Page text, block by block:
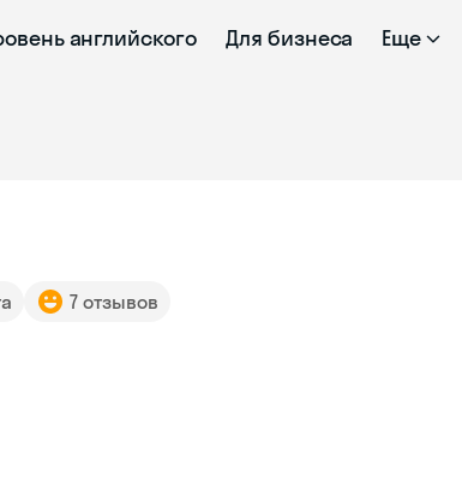
английского Для бизнеса Еще
7 отзывов